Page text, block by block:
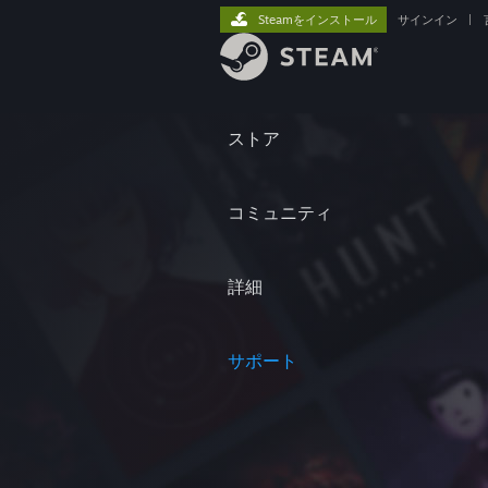
ストア
コミュニティ
詳細
サポート
Steamをインストール サインイン